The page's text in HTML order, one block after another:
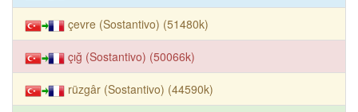
çevre (Sostantivo) (51480k)
çığ (Sostantivo) (50066k)
rüzgâr (Sostantivo) (44590k)